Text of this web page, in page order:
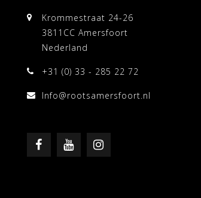
Krommestraat 24-26
3811CC Amersfoort
Nederland
+31 (0) 33 - 285 22 72
Info@rootsamersfoort.nl